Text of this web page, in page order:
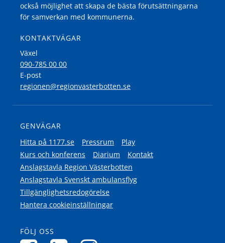
också möjlighet att skapa de bästa förutsättningarna
för samverkan med kommunerna.
KONTAKTVÄGAR
Växel
090-785 00 00
E-post
regionen@regionvasterbotten.se
GENVÄGAR
Hitta på 1177.se
Pressrum
Play
Kurs och konferens
Diarium
Kontakt
Anslagstavla Region Västerbotten
Anslagstavla Svenskt ambulansflyg
Tillgänglighetsredogörelse
Hantera cookieinställningar
FÖLJ OSS